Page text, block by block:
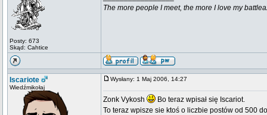
Posty: 673
Skąd: Cahtice
The more people I meet, the more I love my
Iscariote
Wiedźmikołaj
Wysłany: 1 Maj 2006, 14:27
Zonk Vykosh
Bo teraz wpisał się Iscariot.
To teraz wpisze sie ktoś o liczbie postów od 500